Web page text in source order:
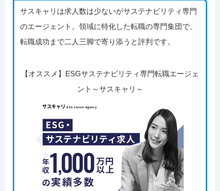
サスキャリは求人数は少ないがサステナビリティ専門
のエージェント。領域に特化した転職の専門集団で、
転職成功まで二人三脚で寄り添うと評判です。
【オススメ】ESGサステナビリティ専門転職エージェ
ント～サスキャリ～